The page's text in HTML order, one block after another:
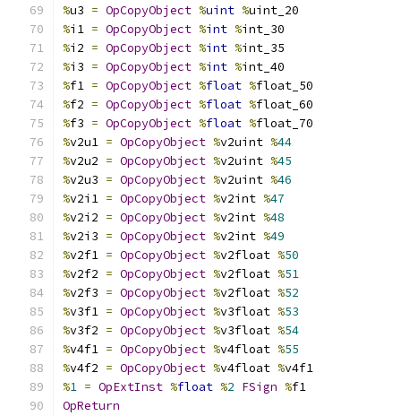
%u3 = OpCopyObject %uint %uint_20
%i1 = OpCopyObject %int %int_30
%i2 = OpCopyObject %int %int_35
%i3 = OpCopyObject %int %int_40
%f1 = OpCopyObject %float %float_50
%f2 = OpCopyObject %float %float_60
%f3 = OpCopyObject %float %float_70
%v2u1 = OpCopyObject %v2uint %44
%v2u2 = OpCopyObject %v2uint %45
%v2u3 = OpCopyObject %v2uint %46
%v2i1 = OpCopyObject %v2int %47
%v2i2 = OpCopyObject %v2int %48
%v2i3 = OpCopyObject %v2int %49
%v2f1 = OpCopyObject %v2float %50
%v2f2 = OpCopyObject %v2float %51
%v2f3 = OpCopyObject %v2float %52
%v3f1 = OpCopyObject %v3float %53
%v3f2 = OpCopyObject %v3float %54
%v4f1 = OpCopyObject %v4float %55
%v4f2 = OpCopyObject %v4float %v4f1
%1 = OpExtInst %float %2 FSign %f1
OpReturn